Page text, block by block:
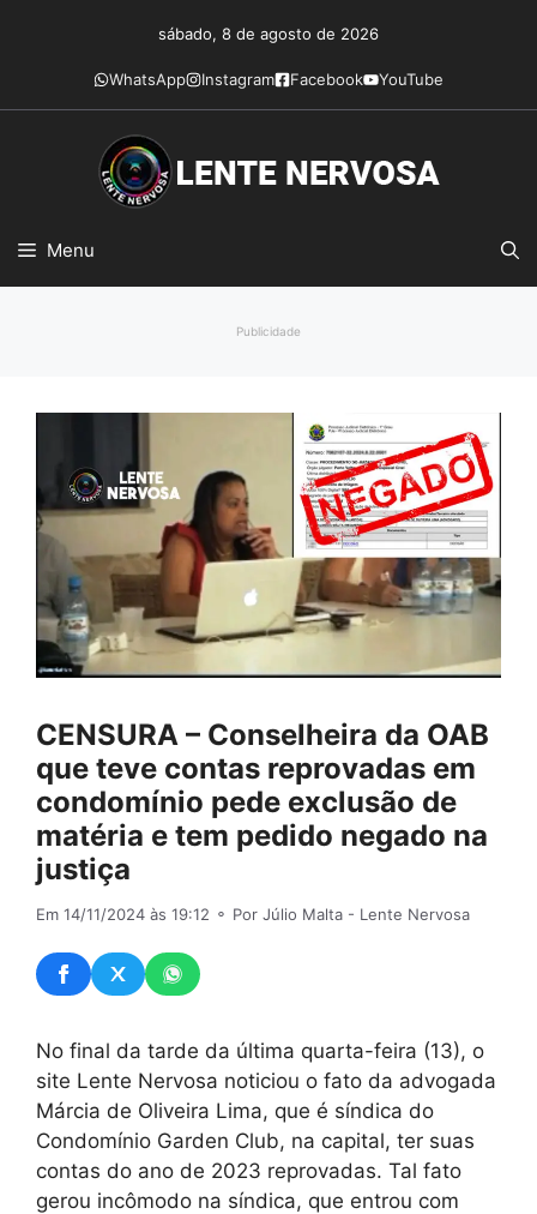
conteúdo
sábado, 8 de agosto de 2026
WhatsApp Instagram Facebook YouTube
Menu
Publicidade
CENSURA – Conselheira da OAB
que teve contas reprovadas em
condomínio pede exclusão de
matéria e tem pedido negado na
justiça
Em 14/11/2024 às 19:12 ⚬ Por Júlio Malta - Lente Nervosa
No final da tarde da última quarta-feira (13), o
site Lente Nervosa noticiou o fato da advogada
Márcia de Oliveira Lima, que é síndica do
Condomínio Garden Club, na capital, ter suas
contas do ano de 2023 reprovadas. Tal fato
gerou incômodo na síndica, que entrou com